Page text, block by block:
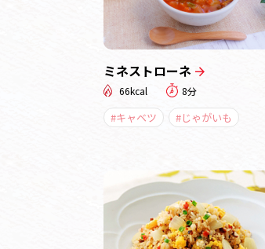
ミネストローネ
66kcal 8分
#キャベツ #じゃがいも